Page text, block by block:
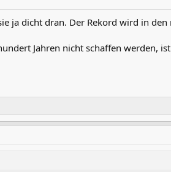
ja dicht dran. Der Rekord wird in
Jahren nicht schaffen werden,